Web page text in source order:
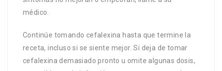
médico.
Continúe tomando cefalexina hasta que termine la
receta, incluso si se siente mejor. Si deja de tomar
cefalexina demasiado pronto u omite algunas dosis,